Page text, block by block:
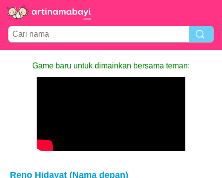
Game baru untuk dimainkan bersama teman:
Reno Hidayat (Nama depan)